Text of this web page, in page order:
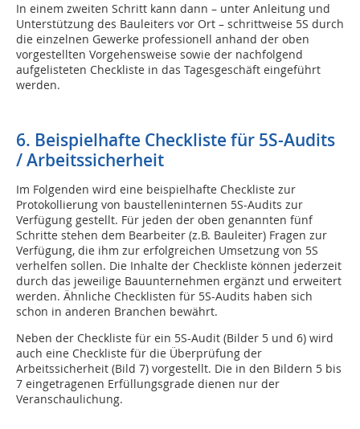
In einem zweiten Schritt kann dann – unter Anleitung und
Unterstützung des Bauleiters vor Ort – schrittweise 5S durch
die einzelnen Gewerke professionell anhand der oben
vorgestellten Vorgehensweise sowie der nachfolgend
aufgelisteten Checkliste in das Tagesgeschäft eingeführt
werden.
6. Beispielhafte Checkliste für 5S-Audits
/ Arbeitssicherheit
Im Folgenden wird eine beispielhafte Checkliste zur
Protokollierung von baustelleninternen 5S-Audits zur
Verfügung gestellt. Für jeden der oben genannten fünf
Schritte stehen dem Bearbeiter (z.B. Bauleiter) Fragen zur
Verfügung, die ihm zur erfolgreichen Umsetzung von 5S
verhelfen sollen. Die Inhalte der Checkliste können jederzeit
durch das jeweilige Bauunternehmen ergänzt und erweitert
werden. Ähnliche Checklisten für 5S-Audits haben sich
schon in anderen Branchen bewährt.
Neben der Checkliste für ein 5S-Audit (Bilder 5 und 6) wird
auch eine Checkliste für die Überprüfung der
Arbeitssicherheit (Bild 7) vorgestellt. Die in den Bildern 5 bis
7 eingetragenen Erfüllungsgrade dienen nur der
Veranschaulichung.